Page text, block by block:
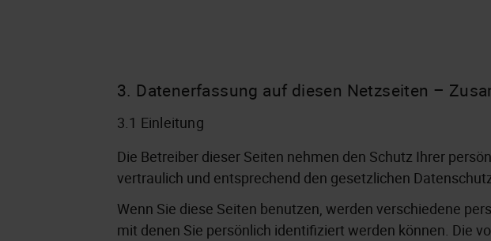
3. Datenerfassung auf diesen Netzseiten –
3.1 Einleitung
Die Betreiber dieser Seiten nehmen den Schutz Ihrer
vertraulich und entsprechend den gesetzlichen
Wenn Sie diese Seiten benutzen, werden verschiedene
mit denen Sie persönlich identifiziert werden können. Die